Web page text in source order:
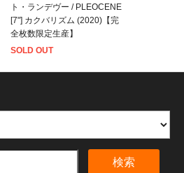
ト・ランデヴー / PLEOCENE
[7"] カクバリズム (2020)【完
全枚数限定生産】
SOLD OUT
検索